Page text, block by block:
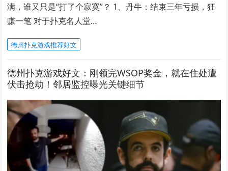
满，谁又只是“打了个寂寞”？ 1、丹牛：结束三年亏损，狂
赚一笔 对于扑克名人堂…
德州扑克游戏推荐好文
德州扑克游戏好文：刚领完WSOP奖金，就在住处遭
伏击抢劫！邻居监控曝光关键细节